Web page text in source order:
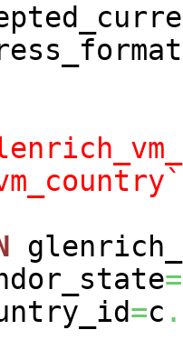
=
=c .